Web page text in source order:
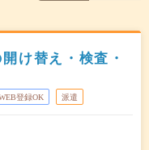
け替え・検査・
登録OK 派遣